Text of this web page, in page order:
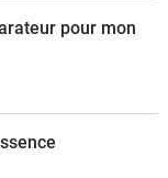
pour mon